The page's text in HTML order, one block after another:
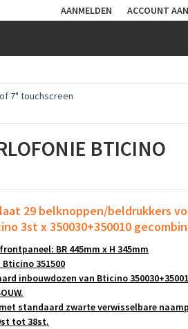
AANMELDEN ACCOUNT
7" touchscreen
BTICINO
29 belknoppen/beldrukkers
3st x350030+350010
BR 445mm x H 345mm
351500
inbouwdozen van Bticino
standaard zwarte verwisselbare
tot 38st.